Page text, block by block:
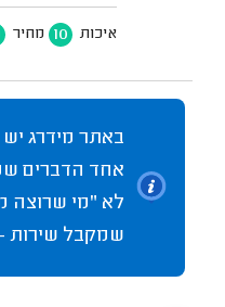
איכות 10 מחיר
באתר מידרג יש
אחד הדברים
לא "מי שרוצה
שמקבל שירות -